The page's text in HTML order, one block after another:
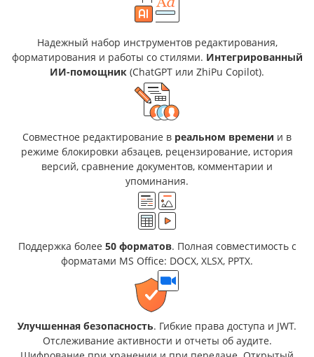
Надежный набор инструментов редактирования,
форматирования и работы co стилями. Интегрированный
ИИ-помощник (ChatGPT или ZhiPu Copilot).
Совместное редактирование в реальном времени и в
режиме блокировки абзацев, рецензирование, история
версий, сравнение документов, комментарии и
упоминания.
Поддержка более 50 форматов. Полная совместимость с
форматами MS Office: DOCX, XLSX, PPTX.
Улучшенная безопасность. Гибкие права доступа и JWT.
Отслеживание активности и отчеты об аудите.